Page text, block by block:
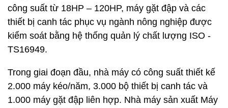
công suất từ 18HP – 120HP, máy gặt đập và các
thiết bị canh tác phục vụ ngành nông nghiệp được
kiểm soát bằng hệ thống quản lý chất lượng ISO -
TS16949.
Trong giai đoạn đầu, nhà máy có công suất thiết kế
2.000 máy kéo/năm, 3.000 bộ thiết bị canh tác và
1.000 máy gặt đập liên hợp. Nhà máy sản xuất Máy